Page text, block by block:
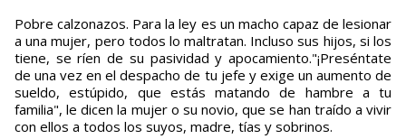
Pobre calzonazos. Para la ley es un macho capaz de lesionar
a una mujer, pero todos lo maltratan. Incluso sus hijos, si los
tiene, se ríen de su pasividad y apocamiento."¡Preséntate
de una vez en el despacho de tu jefe y exige un aumento de
sueldo, estúpido, que estás matando de hambre a tu
familia", le dicen la mujer o su novio, que se han traído a vivir
con ellos a todos los suyos, madre, tías y sobrinos.